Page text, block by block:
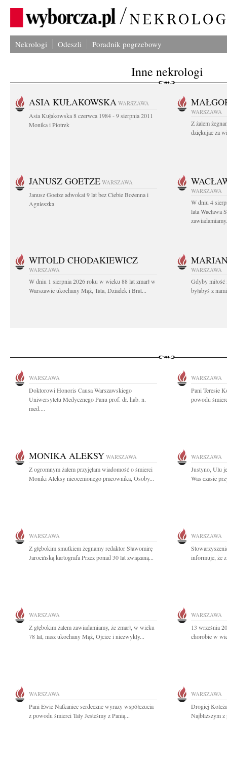
Nekrologi Odeszli Poradnik pogrzebowy
Inne nekrologi
ASIA KUŁAKOWSKA WARSZAWA
Asia Kułakowska 8 czerwca 1984 - 9 sierpnia 2011
Monika i Piotrek
WARSZAWA
Z żalem
dziękując za
JANUSZ GOETZE WARSZAWA
Janusz Goetze adwokat 9 lat bez Ciebie Bożenna i
Agnieszka
WARSZAWA
W dniu 4
lata Wacława
WITOLD CHODAKIEWICZ
WARSZAWA
W dniu 1 sierpnia 2026 roku w wieku 88 lat zmarł w
Warszawie ukochany Mąż, Tata, Dziadek i Brat...
WARSZAWA
Gdyby miłość
byłabyś z
WARSZAWA
Doktorowi Honoris Causa Warszawskiego
Uniwersytetu Medycznego Panu prof. dr. hab. n.
med....
WARSZAWA
Pani Teresie
powodu
MONIKA ALEKSY WARSZAWA
Z ogromnym żalem przyjęłam wiadomość o śmierci
Moniki Aleksy nieocenionego pracownika, Osoby...
WARSZAWA
Justyno, Ulu
Was czasie
WARSZAWA
Z głębokim smutkiem żegnamy redaktor Sławomirę
Jarocińską kartografa Przez ponad 30 lat związaną...
WARSZAWA
informuje, że
WARSZAWA
Z głębokim żalem zawiadamiamy, że zmarł, w wieku
78 lat, nasz ukochany Mąż, Ojciec i niezwykły...
WARSZAWA
13 września
chorobie w
WARSZAWA
Pani Ewie Natkaniec serdeczne wyrazy współczucia
z powodu śmierci Taty Jesteśmy z Panią...
WARSZAWA
Drogiej
Najbliższym